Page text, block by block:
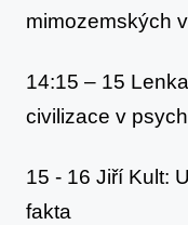
mimozemských
14:15 – 15
civilizace v
15 - 16 Jiří Kult:
fakta